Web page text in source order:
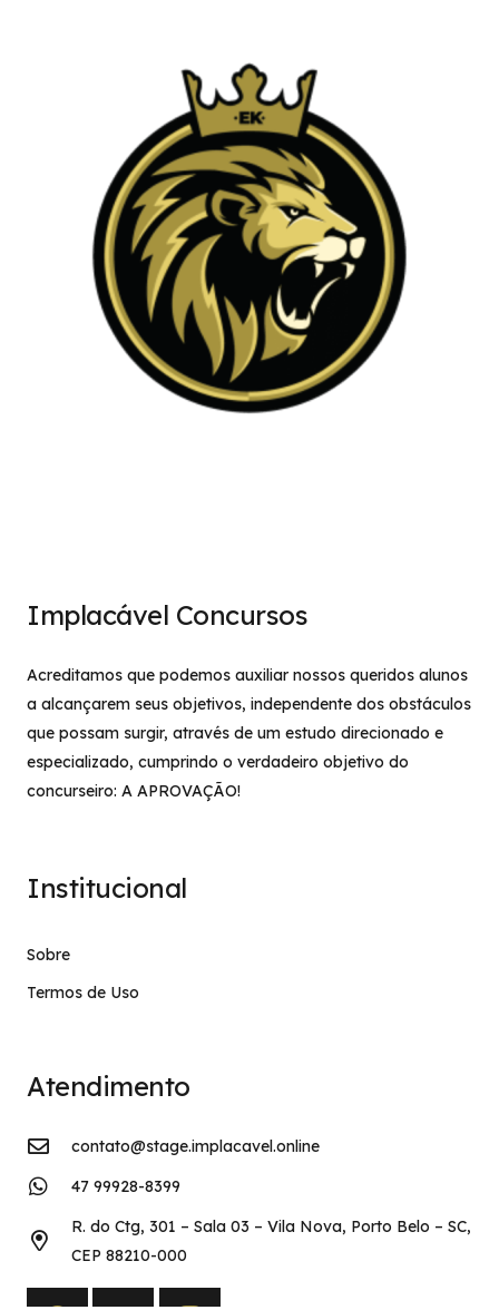
Implacável Concursos
Acreditamos que podemos auxiliar nossos queridos alunos
a alcançarem seus objetivos, independente dos obstáculos
que possam surgir, através de um estudo direcionado e
especializado, cumprindo o verdadeiro objetivo do
concurseiro: A APROVAÇÃO!
Institucional
Sobre
Termos de Uso
Atendimento
contato@stage.implacavel.online
47 99928-8399
R. do Ctg, 301 – Sala 03 – Vila Nova, Porto Belo – SC,
CEP 88210-000